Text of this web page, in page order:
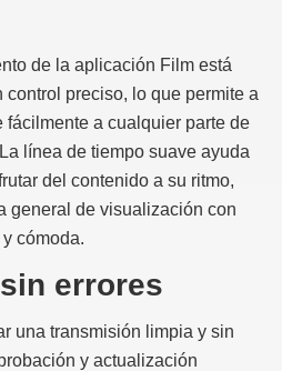
de la aplicación Film está
preciso, lo que permite a
fácilmente a cualquier parte de
línea de tiempo suave ayuda
del contenido a su ritmo,
general de visualización con
cómoda.
errores
una transmisión limpia y sin
y actualización